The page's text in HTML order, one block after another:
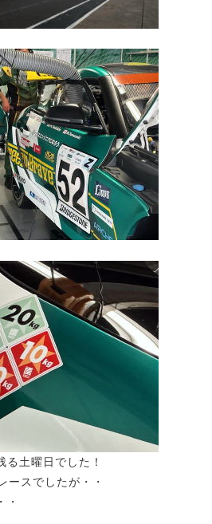
土曜日でした！
ースでしたが・・
・